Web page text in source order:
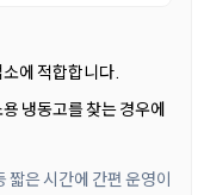
에 적합합니다.
냉동고를 찾는 경우에
짧은 시간에 간편 운영이